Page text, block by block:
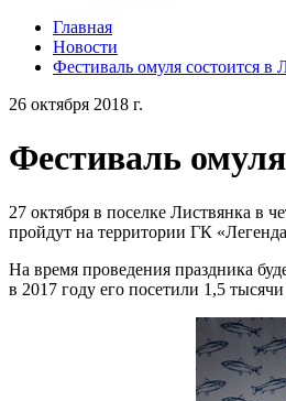
Главная
Новости
Фестиваль омуля состоится в
26 октября 2018 г.
Фестиваль
27 октября в поселке Листвянка в
пройдут на территории ГК
На время проведения праздника
в 2017 году его посетили 1,5 тысячи